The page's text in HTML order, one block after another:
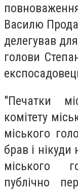
Василю
делегував
голови
"Печатки
комітету
міського
брав і нікуди
міського
публічно